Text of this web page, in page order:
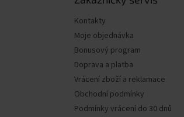
Kontakty
Moje objednávka
Bonusový program
Doprava a platba
Vrácení zboží a reklamace
Obchodní podmínky
Podmínky vrácení do 30 dnů